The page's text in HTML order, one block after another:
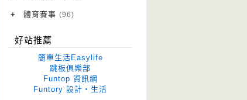
作業系統
優化軟體 (38)
光碟工具 (33)
免安裝 (641)
+ 體育賽事 (96)
好站推薦
簡單生活Easylife
跳板俱樂部
Funtop 資訊網
Funtory 設計‧生活